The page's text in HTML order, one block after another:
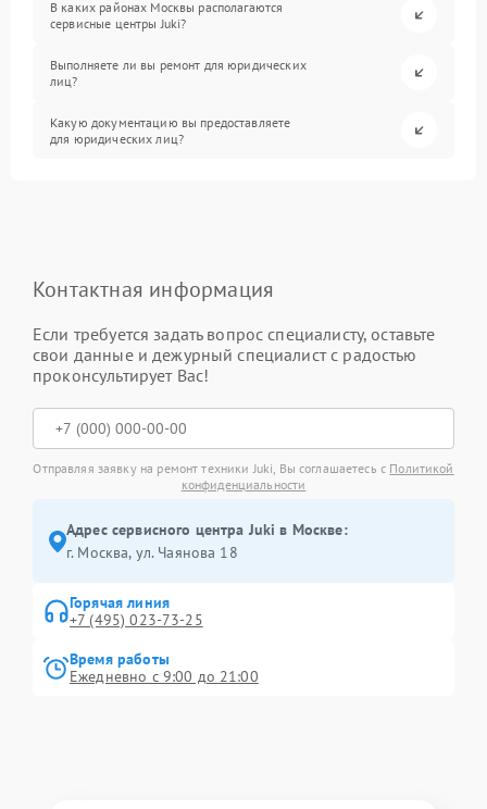
В каких районах Москвы располагаются
сервисные центры Juki?
Выполняете ли вы ремонт для юридических
лиц?
Какую документацию вы предоставляете
для юридических лиц?
Контактная информация
Если требуется задать вопрос специалисту, оставьте
свои данные и дежурный специалист с радостью
проконсультирует Вас!
Отправляя заявку на ремонт техники Juki, Вы соглашаетесь с Политикой
конфиденциальности
Адрес сервисного центра Juki в Москве:
г. Москва, ул. Чаянова 18
Горячая линия
+7 (495) 023-73-25
Время работы
Ежедневно с 9:00 до 21:00